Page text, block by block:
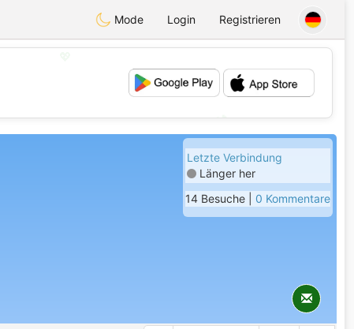
Mode Login Registrieren
💕
Letzte Verbindung
Länger her
14 Besuche | 0 Kommentare